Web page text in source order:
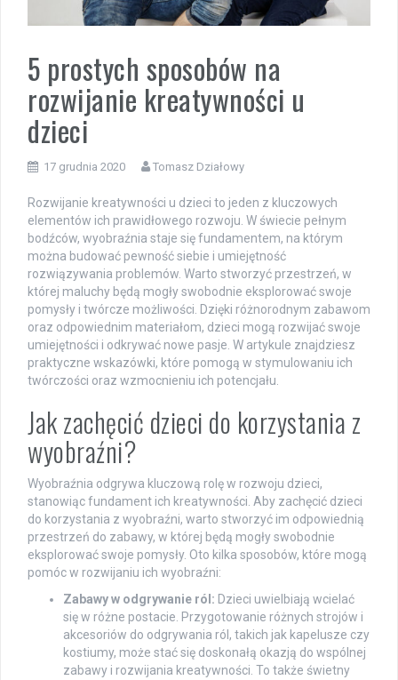
5 prostych sposobów na
rozwijanie kreatywności u
dzieci
17 grudnia 2020 Tomasz Działowy
Rozwijanie kreatywności u dzieci to jeden z kluczowych
elementów ich prawidłowego rozwoju. W świecie pełnym
bodźców, wyobraźnia staje się fundamentem, na którym
można budować pewność siebie i umiejętność
rozwiązywania problemów. Warto stworzyć przestrzeń, w
której maluchy będą mogły swobodnie eksplorować swoje
pomysły i twórcze możliwości. Dzięki różnorodnym zabawom
oraz odpowiednim materiałom, dzieci mogą rozwijać swoje
umiejętności i odkrywać nowe pasje. W artykule znajdziesz
praktyczne wskazówki, które pomogą w stymulowaniu ich
twórczości oraz wzmocnieniu ich potencjału.
Jak zachęcić dzieci do korzystania z
wyobraźni?
Wyobraźnia odgrywa kluczową rolę w rozwoju dzieci,
stanowiąc fundament ich kreatywności. Aby zachęcić dzieci
do korzystania z wyobraźni, warto stworzyć im odpowiednią
przestrzeń do zabawy, w której będą mogły swobodnie
eksplorować swoje pomysły. Oto kilka sposobów, które mogą
pomóc w rozwijaniu ich wyobraźni:
Zabawy w odgrywanie ról: Dzieci uwielbiają wcielać
się w różne postacie. Przygotowanie różnych strojów i
akcesoriów do odgrywania ról, takich jak kapelusze czy
kostiumy, może stać się doskonałą okazją do wspólnej
zabawy i rozwijania kreatywności. To także świetny